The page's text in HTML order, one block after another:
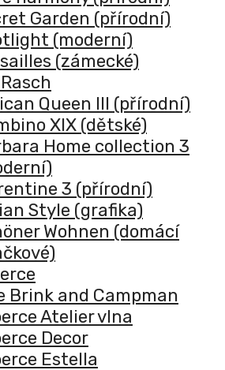
Garden (přírodní)
(moderní)
(zámecké)
Queen III (přírodní)
XIX (dětské)
Home collection 3
3 (přírodní)
Style (grafika)
Wohnen (domácí
Brink and Campman
Atelier vlna
Decor
Estella